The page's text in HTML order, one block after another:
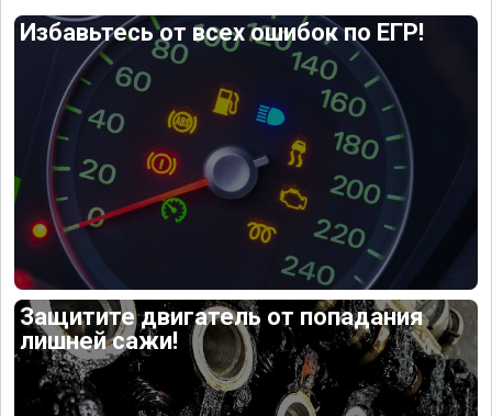
Избавьтесь от всех ошибок по ЕГР!
Защитите двигатель от попадания
лишней сажи!